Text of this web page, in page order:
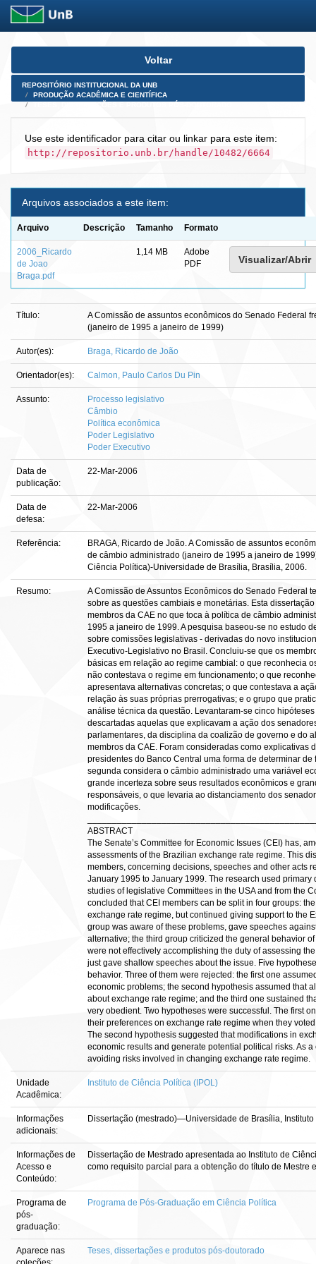
Skip
Voltar
REPOSITÓRIO INSTITUCIONAL DA UNB
PRODUÇÃO ACADÊMICA E CIENTÍFICA
Use este identificador para citar ou linkar para este item:
http://repositorio.unb.br/handle/10482/6664
Arquivos associados a este item:
Arquivo Descrição Tamanho Formato
2006_Ricardo
de Joao
Braga.pdf
1,14 MB
Adobe
PDF
Visualizar/Abrir
Título:
A Comissão de assuntos econômicos do Senado Federal
(janeiro de 1995 a janeiro de 1999)
Autor(es): Braga, Ricardo de João
Orientador(es): Calmon, Paulo Carlos Du Pin
Assunto:
Processo legislativo
Câmbio
Política econômica
Poder Legislativo
Poder Executivo
Data de
publicação:
22-Mar-2006
Data de
defesa:
22-Mar-2006
Referência:
BRAGA, Ricardo de João. A Comissão de assuntos
de câmbio administrado (janeiro de 1995 a janeiro de
Ciência Política)-Universidade de Brasília, Brasília, 2006.
Resumo:
A Comissão de Assuntos Econômicos do Senado Federal
sobre as questões cambiais e monetárias. Esta
membros da CAE no que toca à política de câmbio
1995 a janeiro de 1999. A pesquisa baseou-se no estudo
sobre comissões legislativas - derivadas do novo
Executivo-Legislativo no Brasil. Concluiu-se que os
básicas em relação ao regime cambial: o que reconhecia
não contestava o regime em funcionamento; o que
apresentava alternativas concretas; o que contestava a
relação às suas próprias prerrogativas; e o grupo que
análise técnica da questão. Levantaram-se cinco
descartadas aquelas que explicavam a ação dos
parlamentares, da disciplina da coalizão de governo e do
membros da CAE. Foram consideradas como explicativas
presidentes do Banco Central uma forma de determinar
segunda considera o câmbio administrado uma variável
grande incerteza sobre seus resultados econômicos e
responsáveis, o que levaria ao distanciamento dos
modificações.
ABSTRACT
The Senate’s Committee for Economic Issues (CEI) has,
assessments of the Brazilian exchange rate regime. This
members, concerning decisions, speeches and other acts
January 1995 to January 1999. The research used
studies of legislative Committees in the USA and from the
concluded that CEI members can be split in four groups:
exchange rate regime, but continued giving support to the
group was aware of these problems, gave speeches
alternative; the third group criticized the general behavior
were not effectively accomplishing the duty of assessing
just gave shallow speeches about the issue. Five
behavior. Three of them were rejected: the first one
economic problems; the second hypothesis assumed that
about exchange rate regime; and the third one sustained
very obedient. Two hypotheses were successful. The first
their preferences on exchange rate regime when they
The second hypothesis suggested that modifications in
economic results and generate potential political risks. As
avoiding risks involved in changing exchange rate regime.
Unidade
Acadêmica:
Instituto de Ciência Política (IPOL)
Informações
adicionais:
Dissertação (mestrado)—Universidade de Brasília,
Informações de
Acesso e
Conteúdo:
Dissertação de Mestrado apresentada ao Instituto de
como requisito parcial para a obtenção do título de Mestre
Programa de
pós-
graduação:
Programa de Pós-Graduação em Ciência Política
Aparece nas
Teses, dissertações e produtos pós-doutorado